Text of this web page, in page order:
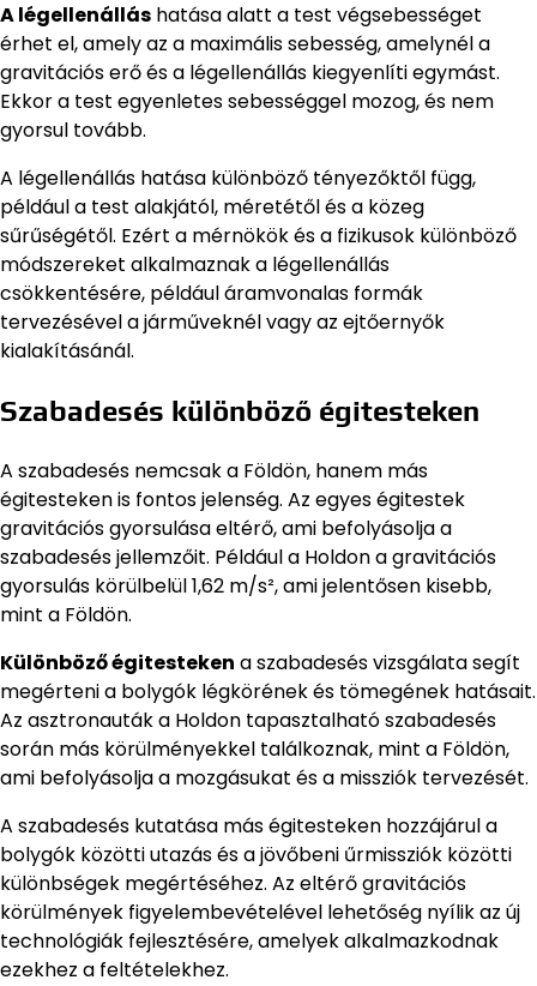
A légellenállás hatása alatt a test végsebességet
érhet el, amely az a maximális sebesség, amelynél a
gravitációs erő és a légellenállás kiegyenlíti egymást.
Ekkor a test egyenletes sebességgel mozog, és nem
gyorsul tovább.
A légellenállás hatása különböző tényezőktől függ,
például a test alakjától, méretétől és a közeg
sűrűségétől. Ezért a mérnökök és a fizikusok különböző
módszereket alkalmaznak a légellenállás
csökkentésére, például áramvonalas formák
tervezésével a járműveknél vagy az ejtőernyők
kialakításánál.
Szabadesés különböző égitesteken
A szabadesés nemcsak a Földön, hanem más
égitesteken is fontos jelenség. Az egyes égitestek
gravitációs gyorsulása eltérő, ami befolyásolja a
szabadesés jellemzőit. Például a Holdon a gravitációs
gyorsulás körülbelül 1,62 m/s², ami jelentősen kisebb,
mint a Földön.
Különböző égitesteken a szabadesés vizsgálata segít
megérteni a bolygók légkörének és tömegének hatásait.
Az asztronauták a Holdon tapasztalható szabadesés
során más körülményekkel találkoznak, mint a Földön,
ami befolyásolja a mozgásukat és a missziók tervezését.
A szabadesés kutatása más égitesteken hozzájárul a
bolygók közötti utazás és a jövőbeni űrmissziók közötti
különbségek megértéséhez. Az eltérő gravitációs
körülmények figyelembevételével lehetőség nyílik az új
technológiák fejlesztésére, amelyek alkalmazkodnak
ezekhez a feltételekhez.